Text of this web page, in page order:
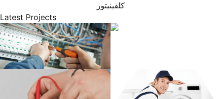
كلفينيتور
Latest Projects